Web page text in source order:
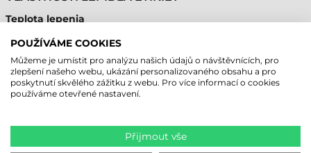
Teplota lepenia
Min. Prevádzková teplota
-40 °C
Max. prevádzková teplota
INÉ
POUŽÍVÁME COOKIES
Můžeme je umístit pro analýzu našich údajů o návštěvnících, pro
zlepšení našeho webu, ukázání personalizovaného obsahu a pro
poskytnutí skvělého zážitku z webu. Pro více informací o cookies
používáme otevřené nastavení.
Přijmout vše